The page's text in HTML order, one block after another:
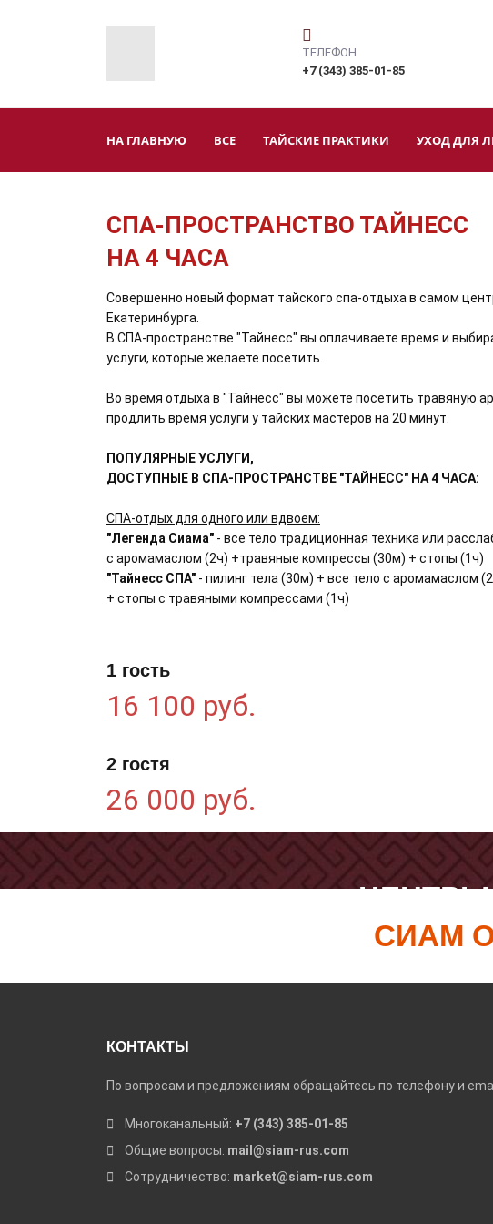
ТЕЛЕФОН
+7 (343) 385-01-85
НА ГЛАВНУЮ ВСЕ ТАЙСКИЕ ПРАКТИКИ УХОД ДЛЯ
СПА-ПРОСТРАНСТВО ТАЙНЕСС
НА 4 ЧАСА
Совершенно новый формат тайского спа-отдыха в самом
Екатеринбурга.
В СПА-пространстве "Тайнесс" вы оплачиваете время и
услуги, которые желаете посетить.
Во время отдыха в "Тайнесс" вы можете посетить травяную
продлить время услуги у тайских мастеров на 20 минут.
ПОПУЛЯРНЫЕ УСЛУГИ,
ДОСТУПНЫЕ В СПА-ПРОСТРАНСТВЕ "ТАЙНЕСС" НА 4 ЧАСА:
СПА-отдых для одного или вдвоем:
"Легенда Сиама" - все тело традиционная техника или
с аромамаслом (2ч) +травяные компрессы (30м) + стопы (1ч)
"Тайнесс СПА" - пилинг тела (30м) + все тело с аромамаслом
+ стопы с травяными компрессами (1ч)
1 гость
16 100 руб.
2 гостя
26 000 руб.
СИАМ
КОНТАКТЫ
По вопросам и предложениям обращайтесь по телефону и
Многоканальный: +7 (343) 385-01-85
Общие вопросы: mail@siam-rus.com
Сотрудничество: market@siam-rus.com